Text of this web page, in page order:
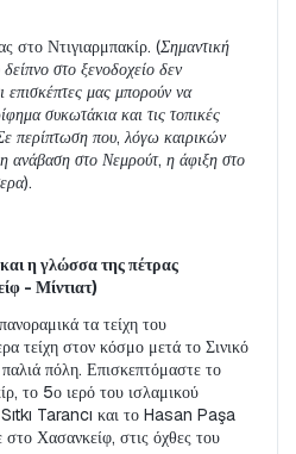
στο Ντιγιαρμπακίρ. (Σημαντική
στο ξενοδοχείο δεν
επισκέπτες μας μπορούν να
συκωτάκια και τις τοπικές
περίπτωση που, λόγω καιρικών
ανάβαση στο Νεμρούτ, η άφιξη στο
η γλώσσα της πέτρας
- Μίντιατ)
τα τείχη του
τείχη στον κόσμο μετά το Σινικό
πόλη. Επισκεπτόμαστε το
το 5ο ιερό του ισλαμικού
Tarancı και το Hasan Paşa
στο Χασανκείφ, στις όχθες του